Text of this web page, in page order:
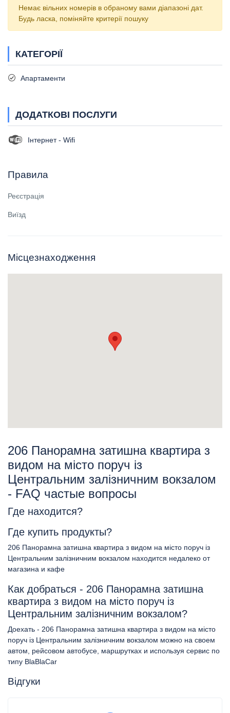
Немає вільних номерів в обраному вами діапазоні дат.
Будь ласка, поміняйте критерії пошуку
КАТЕГОРІЇ
Апартаменти
ДОДАТКОВІ ПОСЛУГИ
Інтернет - Wifi
Правила
Реєстрація
Виїзд
Місцезнаходження
206 Панорамна затишна квартира з
видом на місто поруч із
Центральним залізничним вокзалом
- FAQ частые вопросы
Где находится?
Где купить продукты?
206 Панорамна затишна квартира з видом на місто поруч із
Центральним залізничним вокзалом находится недалеко от
магазина и кафе
Как добраться - 206 Панорамна затишна
квартира з видом на місто поруч із
Центральним залізничним вокзалом?
Доехать - 206 Панорамна затишна квартира з видом на місто
поруч із Центральним залізничним вокзалом можно на своем
автом, рейсовом автобусе, маршрутках и используя сервис по
типу BlaBlaCar
Відгуки